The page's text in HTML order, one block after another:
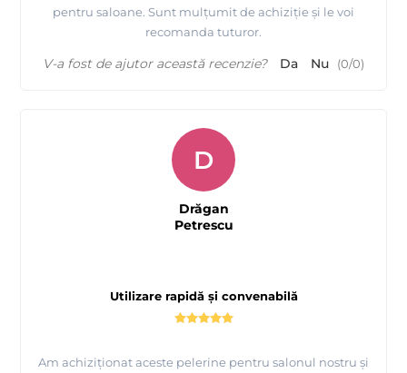
pentru saloane. Sunt mulțumit de achiziție și le voi
recomanda tuturor.
V-a fost de ajutor această recenzie? Da Nu (0/0)
Utilizare rapidă și convenabilă
Am achiziționat aceste pelerine pentru salonul nostru și
D
Drăgan
Petrescu